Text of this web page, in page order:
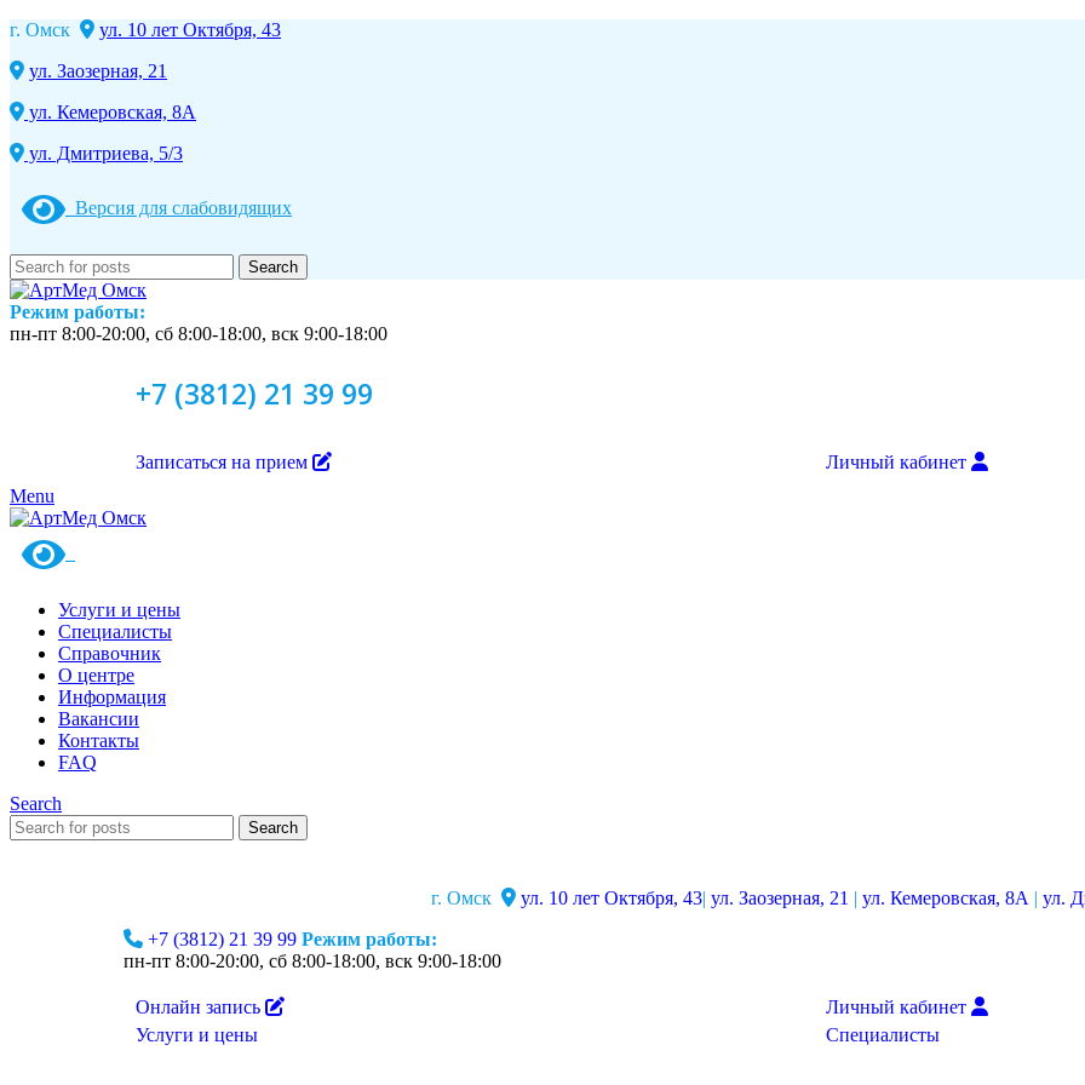
г. Омск
ул. 10 лет Октября, 43
ул. Заозерная, 21
ул. Кемеровская, 8А
ул. Дмитриева, 5/3
Версия для слабовидящих
Search
Режим работы:
пн-пт 8:00-20:00, сб 8:00-18:00, вск 9:00-18:00
+7 (3812) 21 39 99
Записаться на прием
Личный кабинет
Menu
Услуги и цены
Специалисты
Справочник
О центре
Информация
Вакансии
Контакты
FAQ
Search
Search
г. Омск ул. 10 лет Октября, 43| ул. Заозерная, 21 | ул. Кемеровская, 8А | ул.
+7 (3812) 21 39 99 Режим работы:
пн-пт 8:00-20:00, сб 8:00-18:00, вск 9:00-18:00
Онлайн запись
Услуги и цены
Личный кабинет
Специалисты